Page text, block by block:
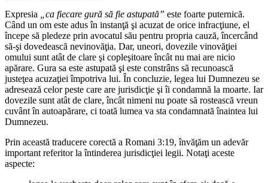
Expresia „ca fiecare gură să fie astupată” este foarte puternică.
Când un om este adus în instanţă şi acuzat de orice infracţiune, el
începe să pledeze prin avocatul său pentru propria cauză, încercând
să-şi dovedească nevinovăţia. Dar, uneori, dovezile vinovăţiei
omului sunt atât de clare şi copleşitoare încât nu mai are nicio
apărare. Gura sa este astupată şi este constrâns să recunoască
justeţea acuzaţiei împotriva lui. În concluzie, legea lui Dumnezeu se
adresează celor peste care are jurisdicţie şi îi condamnă la moarte. Iar
dovezile sunt atât de clare, încât nimeni nu poate să rostească vreun
cuvânt în autoapărare, ci toată lumea va sta condamnată înaintea lui
Dumnezeu.
Prin această traducere corectă a Romani 3:19, învăţăm un adevăr
important referitor la întinderea jurisdicţiei legii. Notaţi aceste
aspecte: